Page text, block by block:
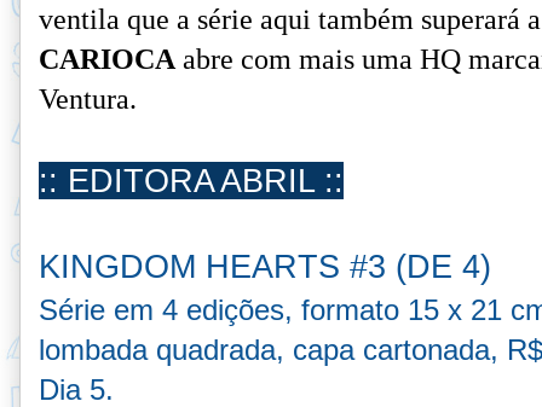
ventila que a série aqui também superará
CARIOCA abre com mais uma HQ
Ventura.
:: EDITORA ABRIL ::
KINGDOM HEARTS #3 (DE 4)
Série em 4 edições, formato 15 x 21
lombada quadrada, capa cartonada,
Dia 5.